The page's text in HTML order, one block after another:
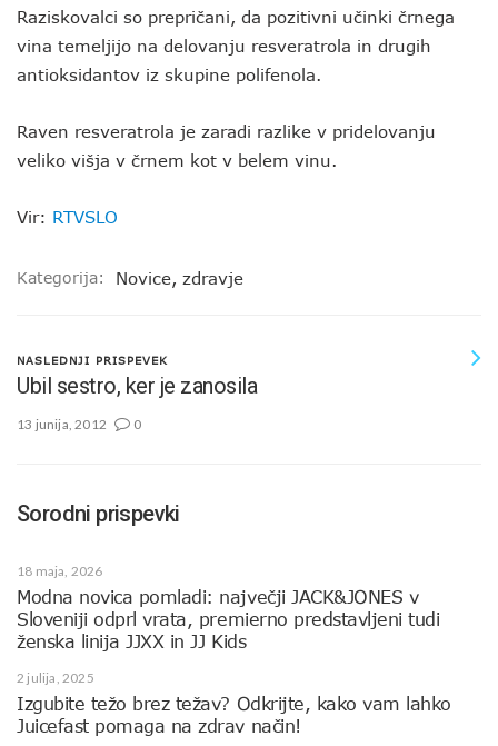
Raziskovalci so prepričani, da pozitivni učinki črnega
vina temeljijo na delovanju resveratrola in drugih
antioksidantov iz skupine polifenola.
Raven resveratrola je zaradi razlike v pridelovanju
veliko višja v črnem kot v belem vinu.
Vir: RTVSLO
Kategorija: Novice, zdravje
NASLEDNJI PRISPEVEK
Ubil sestro, ker je zanosila
13 junija, 2012 0
Sorodni prispevki
18 maja, 2026
Modna novica pomladi: največji JACK&JONES v
Sloveniji odprl vrata, premierno predstavljeni tudi
ženska linija JJXX in JJ Kids
2 julija, 2025
Izgubite težo brez težav? Odkrijte, kako vam lahko
Juicefast pomaga na zdrav način!